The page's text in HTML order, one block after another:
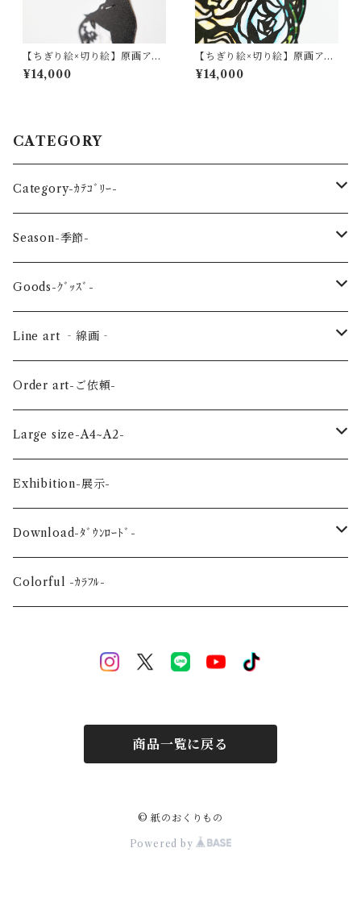
【ちぎり絵×切り絵】原画アー
ト『wedding-dress（花
嫁）』
¥14,000
【ちぎり絵×切り絵】原画アー
ト『bou-quet（ブーケ）』
¥14,000
CATEGORY
Category-ｶﾃｺﾞﾘｰ-
reptile-爬虫類-
Sea-海の生き物-
Bird-鳥-
Land-陸の生き物-
Planet-惑星-
Flower-花-
Wedding-婚礼-
Event-祝祭-
Mother's Day
Season-季節-
Spring-春-
Summer-夏-
Autumn-秋-
Winter-冬-
Goods-ｸﾞｯｽﾞ-
Key ring -ｷｰﾎﾙﾀﾞｰ
Art panel -ｱｰﾄﾊﾟﾈﾙ-
Acrylic figure -ｱｸﾘﾙﾌｨｷﾞｭｱ-
Line art ‐線画‐
Flower ‐花-
Mini -ミニ-
Okinawa-沖縄-
Order art-ご依頼-
Large size-A4~A2-
A4
A3
A2
Exhibition-展示-
Download-ﾀﾞｳﾝﾛｰﾄﾞ-
Alphabet-文字-
Colorful -ｶﾗﾌﾙ-
商品一覧に戻る
© 紙のおくりもの
Powered by